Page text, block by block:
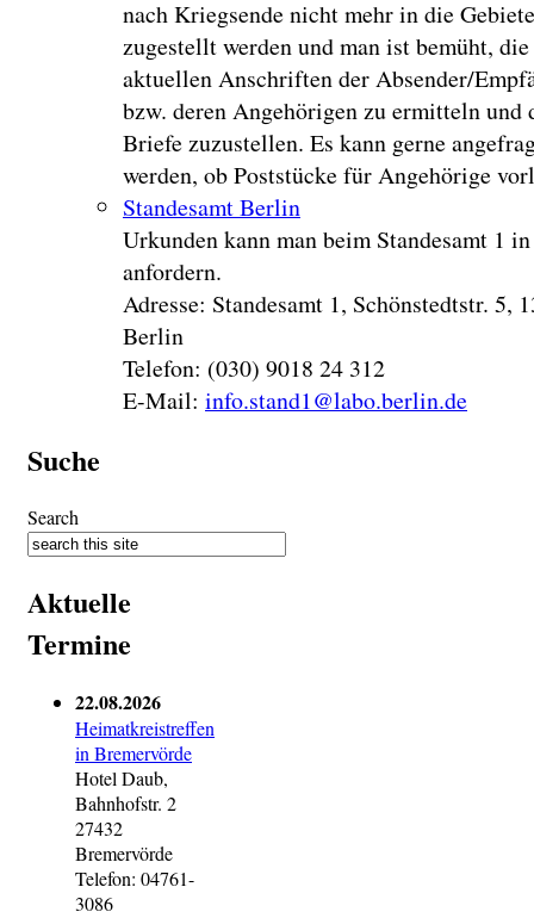
nach Kriegsende nicht mehr in die Gebiete
zugestellt werden und man ist bemüht, die
aktuellen Anschriften der Absender/
bzw. deren Angehörigen zu ermitteln und
Briefe zuzustellen. Es kann gerne
werden, ob Poststücke für Angehörige
Standesamt Berlin
Urkunden kann man beim Standesamt 1
anfordern.
Adresse: Standesamt 1, Schönstedtstr. 5,
Berlin
Telefon: (030) 9018 24 312
E-Mail: info.stand1@labo.berlin.de
Suche
Search
Aktuelle
Termine
22.08.2026
Heimatkreistreffen
in Bremervörde
Hotel Daub,
Bahnhofstr. 2
27432
Bremervörde
Telefon: 04761-
3086